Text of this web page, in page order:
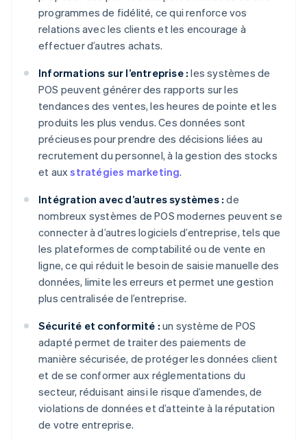
programmes de fidélité, ce qui renforce vos
relations avec les clients et les encourage à
effectuer d’autres achats.
Informations sur l’entreprise : les systèmes de
POS peuvent générer des rapports sur les
tendances des ventes, les heures de pointe et les
produits les plus vendus. Ces données sont
précieuses pour prendre des décisions liées au
recrutement du personnel, à la gestion des stocks
et auxstratégies marketing.
Intégration avec d’autres systèmes : de
nombreux systèmes de POS modernes peuvent se
connecter à d’autres logiciels d’entreprise, tels que
les plateformes de comptabilité ou de vente en
ligne, ce qui réduit le besoin de saisie manuelle des
données, limite les erreurs et permet une gestion
plus centralisée de l’entreprise.
Sécurité et conformité : un système de POS
adapté permet de traiter des paiements de
manière sécurisée, de protéger les données client
et de se conformer aux réglementations du
secteur, réduisant ainsi le risque d’amendes, de
violations de données et d’atteinte à la réputation
de votre entreprise.